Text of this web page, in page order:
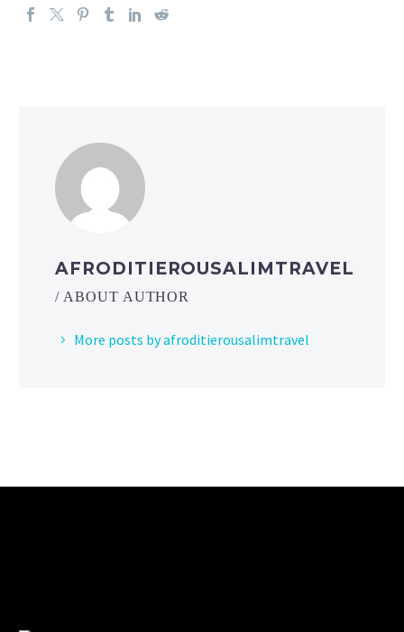
AFRODITIEROUSALIMTRAVEL
/ ABOUT AUTHOR
More posts by afroditierousalimtravel